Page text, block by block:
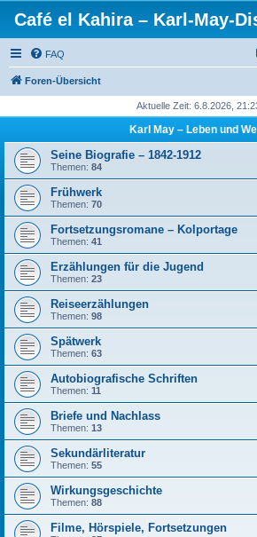
Café el Kahira – Karl-May-
FAQ
Foren-Übersicht
Aktuelle Zeit: 6.8.2026,
Karl May – Leben und
Seine Biografie – 1842-1912
Themen: 84
Frühwerk
Themen: 70
Fortsetzungsromane – Kolportage
Themen: 41
Erzählungen für die Jugend
Themen: 23
Reiseerzählungen
Themen: 98
Spätwerk
Themen: 63
Autobiografische Schriften
Themen: 11
Briefe und Nachlass
Themen: 13
Sekundärliteratur
Themen: 55
Wirkungsgeschichte
Themen: 88
Filme, Hörspiele, Fortsetzungen